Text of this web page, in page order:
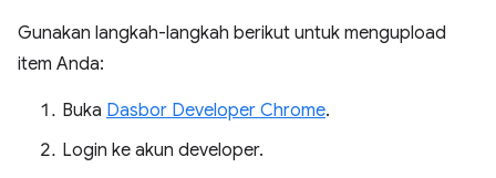
Gunakan langkah-langkah berikut untuk mengupload
item Anda:
Buka Dasbor Developer Chrome.
Login ke akun developer.